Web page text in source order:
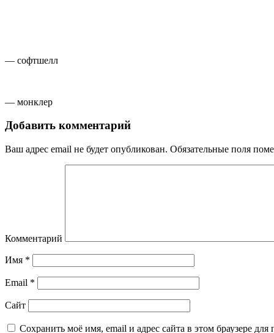
— софтшелл
— монклер
Добавить комментарий
Ваш адрес email не будет опубликован. Обязательные поля
Комментарий
Имя *
Email *
Сайт
Сохранить моё имя, email и адрес сайта в этом браузере